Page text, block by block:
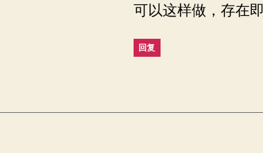
可以这样做，存在即
回复